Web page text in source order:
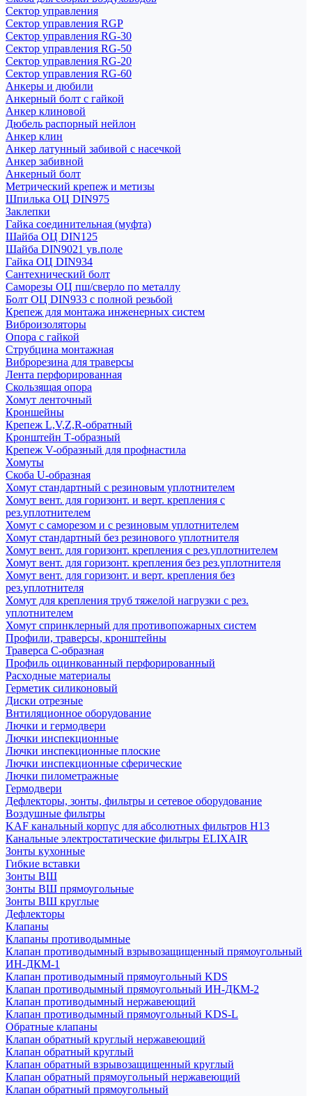
Сектор управления
Сектор управления RGP
Сектор управления RG-30
Сектор управления RG-50
Сектор управления RG-20
Сектор управления RG-60
Анкеры и дюбили
Анкерный болт с гайкой
Анкер клиновой
Дюбель распорный нейлон
Анкер клин
Анкер латунный забивой с насечкой
Анкер забивной
Анкерный болт
Метрический крепеж и метизы
Шпилька ОЦ DIN975
Заклепки
Гайка соединительная (муфта)
Шайба ОЦ DIN125
Шайба DIN9021 ув.поле
Гайка ОЦ DIN934
Сантехнический болт
Саморезы ОЦ пш/сверло по металлу
Болт ОЦ DIN933 с полной резьбой
Крепеж для монтажа инженерных систем
Виброизоляторы
Опора с гайкой
Струбцина монтажная
Виброрезина для траверсы
Лента перфорированная
Скользящая опора
Хомут ленточный
Кроншейны
Крепеж L,V,Z,R-обратный
Кронштейн Т-образный
Крепеж V-образный для профнастила
Хомуты
Скоба U-образная
Хомут стандартный с резиновым уплотнителем
Хомут вент. для горизонт. и верт. крепления с
рез.уплотнителем
Хомут с саморезом и с резиновым уплотнителем
Хомут стандартный без резинового уплотнителя
Хомут вент. для горизонт. крепления с рез.уплотнителем
Хомут вент. для горизонт. крепления без рез.уплотнителя
Хомут вент. для горизонт. и верт. крепления без
рез.уплотнителя
Хомут для крепления труб тяжелой нагрузки с рез.
уплотнителем
Хомут спринклерный для противопожарных систем
Профили, траверсы, кронштейны
Траверса С-образная
Профиль оцинкованный перфорированный
Расходные материалы
Герметик силиконовый
Диски отрезные
Внтиляционное оборудование
Лючки и гермодвери
Лючки инспекционные
Лючки инспекционные плоские
Лючки инспекционные сферические
Лючки пилометражные
Гермодвери
Дефлекторы, зонты, фильтры и сетевое оборудование
Воздушные фильтры
KAF канальный корпус для абсолютных фильтров H13
Канальные электростатические фильтры ELIXAIR
Зонты кухонные
Гибкие вставки
Зонты ВШ
Зонты ВШ прямоугольные
Зонты ВШ круглые
Дефлекторы
Клапаны
Клапаны противодымные
Клапан противодымный взрывозащищенный прямоугольный
ИН-ДКМ-1
Клапан противодымный прямоугольный KDS
Клапан противодымный прямоугольный ИН-ДКМ-2
Клапан противодымный нержавеющий
Клапан противодымный прямоугольный KDS-L
Обратные клапаны
Клапан обратный круглый нержавеющий
Клапан обратный круглый
Клапан обратный взрывозащищенный круглый
Клапан обратный прямоугольный нержавеющий
Клапан обратный прямоугольный